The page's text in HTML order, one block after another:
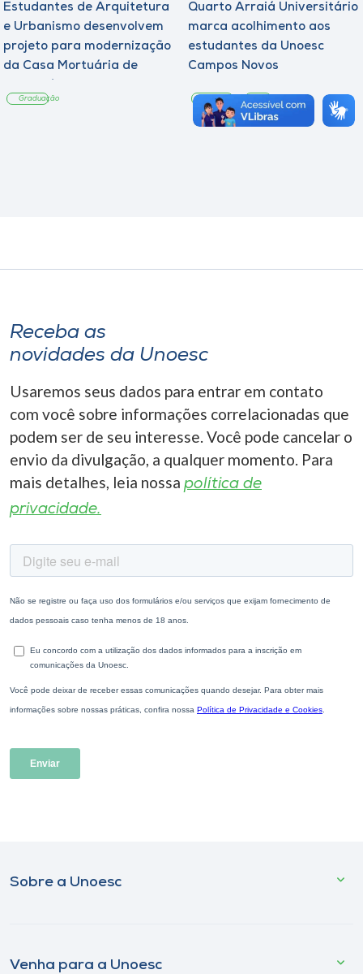
Estudantes de Arquitetura
e Urbanismo desenvolvem
projeto para modernização
da Casa Mortuária de
Graduação
Quarto Arraiá Universitário
marca acolhimento aos
estudantes da Unoesc
Campos Novos
Graduação
Receba as
novidades da Unoesc
Usaremos seus dados para entrar em contato
com você sobre informações correlacionadas que
podem ser de seu interesse. Você pode cancelar o
envio da divulgação, a qualquer momento. Para
mais detalhes, leia nossa política de
privacidade.
Sobre a Unoesc
Venha para a Unoesc